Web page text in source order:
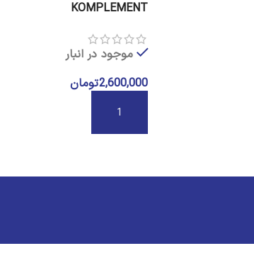
KOMPLEMENT
موجود در انبار
2,600,000تومان
افزودن به سبد خرید